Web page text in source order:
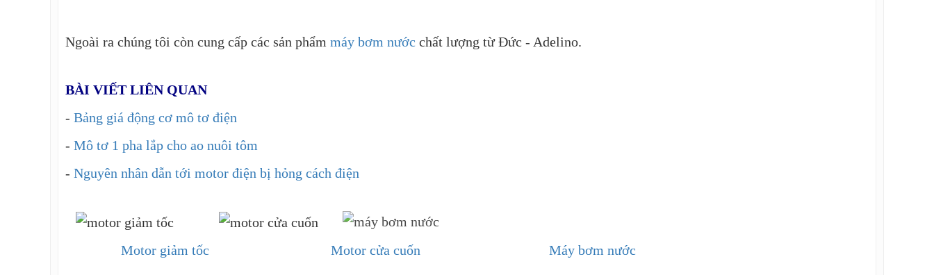
Ngoài ra chúng tôi còn cung cấp các sản phẩm máy bơm nước chất lượng từ Đức - Adelino.
BÀI VIẾT LIÊN QUAN
- Bảng giá động cơ mô tơ điện
- Mô tơ 1 pha lắp cho ao nuôi tôm
- Nguyên nhân dẫn tới motor điện bị hỏng cách điện
Motor giảm tốc Motor cửa cuốn Máy bơm nước